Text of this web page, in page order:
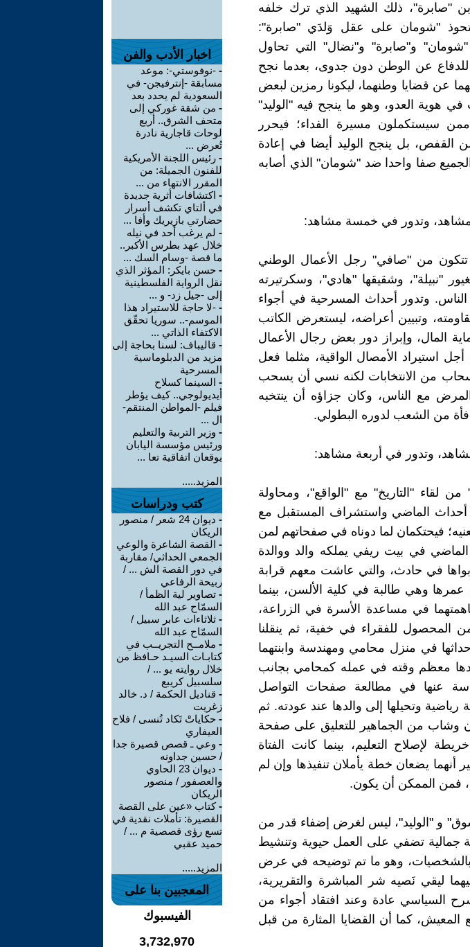
"صابرة"، ذلك الشهيد الذي ترك خلفه
استحوذ "شومان على عقل وَلدَي "صابرة":
و"صابرة" و"نضال" التي تحاول
عن الوطن دون جدوى، بعدما نجح
عن قضايا وطنهما، ليكونا رمزين لبعض
هوية العدو، وهو ما ينجح فيه "الوليد"
سيستكملون مسيرة الفداء؛ فيحرر
القفص، بل ينجح الوليد أيضا في إعادة
صفا واحدا ضد "شومان" الذي أصابه
وتدور في خمسة مشاهد:
تتكون من "صافي" رجل الأعمال الوطني
"نبيلة"، وشقيقها "هادي"، وسكرتيرته
وتدور أحداث المسرحية في أجواء
وتبيين أعراضه، ليستعرض الكاتب
المال، وإبراز دور بعض رجال الأعمال
استيراد الأمصال الواقية، مثلما فعل
من الانتخابات لكنه نسي أن يسحب
مع الناس، وكان جزاؤه أن ينتخبه
من الشعب لدوره البطولي.
وتدور في أربعة مشاهد:
لقاء "التاريخ" مع "الواقع"، ومحاولة
أحداث الماضي واستشراف المستقبل مع
فيحتكمان لما دوناه في صفحاتهم لمن
في بيت ريفي يملكه والد ووالدة
في حادث، والتي عاشت معهم قرابة
وهي طالبة في كلية الألسن، بينما
في مساعدة الأسرة في الزراعة،
المحصول للفقراء في خفية، ثم ينقلنا
في منزل محامي ومهندسة وابنتهما
معظم وقته في عمله كمحامي بجانب
عنها في مطالعة صفحات التواصل
رياضية وتحيلها إلى والدها عند عودته. ثم
وشاب من الجماهير للتعليق على صفحة
لإصلاح التعليم، بينما كانت الفتاة
أنهما يضعان خطة يأملان تنفيذها وإن لم
فمن الممكن أن يكون.
و "الوليد"، ليس لغرض إضفاء قدر من
جمالیة تضفي على العمل حيوية وتنشيط
بالشخصيات، وهو ما تم توضيحه في عرض
ليقي نَصيه شر المباشرة والتقريرية،
السياسي عادة وعند افتقاد أجواء من
المعيش، كما أن القضايا المثارة من قبل
اخبار الأدب والفن
- -نوفوستي-: موعد
مسابقة -إنترفيجن- في
السعودية لم يحدد بعد
- من شقة غوركي إلى
متحف الشرق.. أربع
لوحات قاجارية نادرة
تُعرض ...
- رئيس اللجنة الأمريكية
للفنون الجميلة: من
المقرر الانتهاء من ...
- اكتشافات أثرية جديدة
في ألتاي تكشف أسرار
حضارتي بازيريك وأفا ...
- لم يرغب أحد في نيله
خلال عهد بطرس الأكبر..
ما قصة -وسام السك ...
- حسن بايكر: المؤثر الذي
نقل الرواية الفلسطينية
إلى -جيل زد- و ...
- -لا حاجة للاستيراد هذا
الموسم-.. سوريا تحقّق
الاكتفاء الذاتي ...
- قاليباف: لسنا بحاجة إلى
مزيد من الدبلوماسية
المسرحية
- السينما كسلاح
أيديولوجي.. كيف يؤطر
فيلم -المواطن المنتقم-
ال ...
- وزير التربية والتعليم
ورئيس مؤسسة اليابان
يوقعان اتفاقية تعا ...
المزيد.....
كتب ودراسات
-
ديوان 24 شعر / منصور
الريكان
- القصة الشاعرة والوعي
الجمعي الحداثي/ مقاربة
في دور القصة الش ... /
ربيحة الرفاعي
- تصاوير لية الظمأ /
السمّاح عبد الله
- ثلاثاءات عابر سبيل /
السمّاح عبد الله
- ملامــح التجريــب في
كتابـات السيـد حـافظ من
خلال روايته يو ... /
سلسبيل كريبع
- قناديل الحكمة / د. خالد
زغريت
- حكاياتْ تَكاد تُنسى / فلاح
العيفاري
- وعي ـ قصص قصيرة جدا
/ حسين جداونه
-
ديوان 23 الحاوي
والعصفور / منصور
الريكان
-كتاب «عين على القصة
القصيرة: تأملات نقدية في
تسع رؤى قصصية م ... /
حميد عقبي
المزيد.....
المعجبين بنا على
الفيسبوك
3,732,970